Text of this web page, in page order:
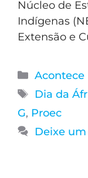
Núcleo de
Indígenas
Extensão e
Acontece
Dia da
G, Proec
Deixe